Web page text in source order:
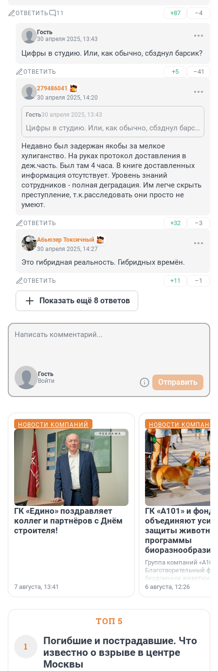
ОТВЕТИТЬ 11 +87 –4
Гость
30 апреля 2025, 13:43
Цифры в студию. Или, как обычно, сбзднул барсик?
ОТВЕТИТЬ +5 –41
279486041
30 апреля 2025, 14:20
Гость30 апреля 2025, 13:43
Цифры в студию. Или, как обычно, сбзднул барсик?
Недавно был задержан якобы за мелкое
хулиганство. На руках протокол доставления в
деж.часть. Был там 4 часа. В книге доставленных
информация отсутствует. Уровень знаний
сотрудников - полная деградация. Им легче скрыть
преступление, т.к.расследовать они просто не
умеют.
ОТВЕТИТЬ +32 –3
Абьюзер Токсичный
30 апреля 2025, 14:27
Это гибридная реальность. Гибридных времён.
ОТВЕТИТЬ +11 –1
Показать ещё 8 ответов
Гость
Войти
Отправить
НОВОСТИ КОМПАНИЙ
ГК «Едино» поздравляет
коллег и партнёров с Днём
строителя!
7 августа, 13:41
НОВОСТИ
ГК «А101» и фонд
объединяют
защиты
программы
биоразнообразия
Группа компаний
Благотворительный
бездомным животным
заключили соглашение
6 августа, 12:26
ТОП 5
1
Погибшие и пострадавшие. Что
известно о взрыве в центре
Москвы